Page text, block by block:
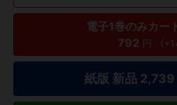
電子1巻のみカー
792 円
紙版 新品 2,739